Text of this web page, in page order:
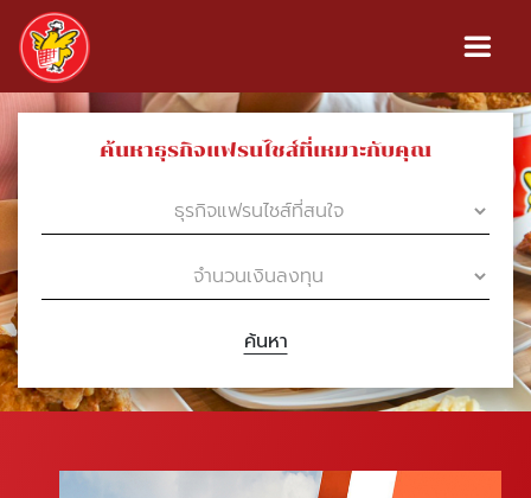
ค้นหาธุรกิจแฟรนไชส์ที่เหมาะกับคุณ
ค้นหา